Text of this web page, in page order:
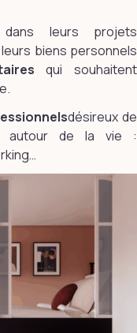
leurs projets
biens personnels
qui souhaitent
désireux de
autour de la vie :